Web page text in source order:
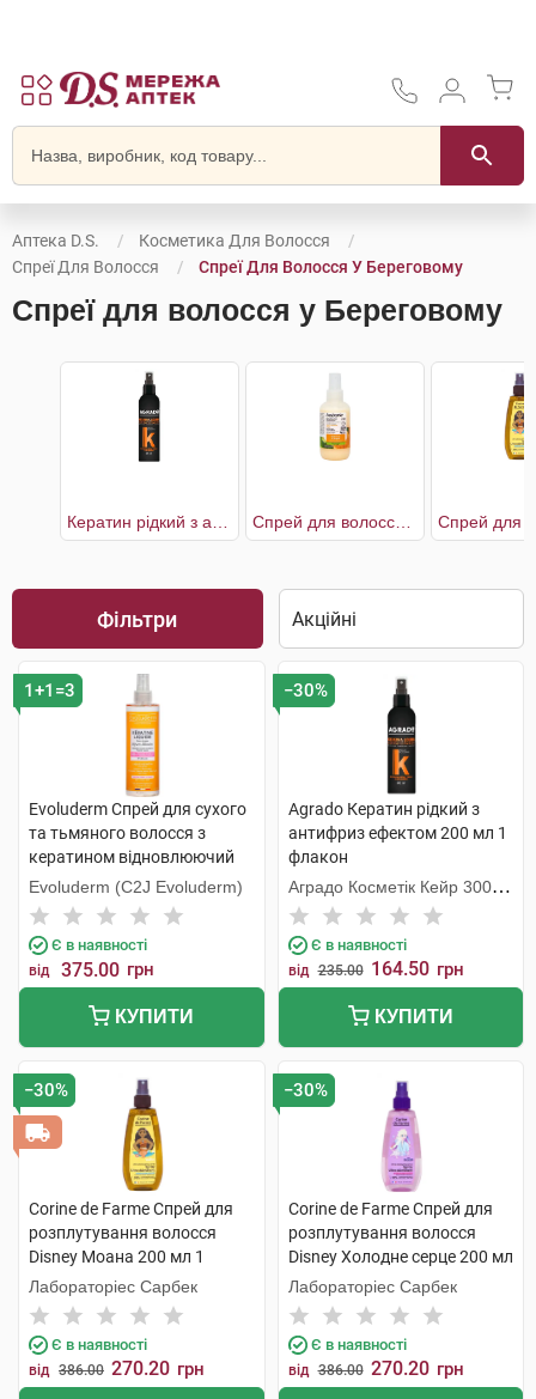
Аптека D.S.
Косметика Для Волосся
Спреї Для Волосся
Спреї Для Волосся У Береговому
Спреї для волосся у Береговому
Фільтри
1+1=3
Evoluderm Спрей для сухого
та тьмяного волосся з
кератином відновлюючий
250 мл 1 флакон
Evoluderm (C2J Evoluderm)
Є в наявності
від 375.00 грн
КУПИТИ
−30%
Agrado Кератин рідкий з
антифриз ефектом 200 мл 1
флакон
Аградо Косметік Кейр 3000
С.Л.У.
Є в наявності
від 235.00 164.50 грн
КУПИТИ
−30%
Corine de Farme Спрей для
розплутування волосся
Disney Моана 200 мл 1
флакон
Лабораторіес Сарбек
Є в наявності
від 386.00 270.20 грн
−30%
Corine de Farme Спрей для
розплутування волосся
Disney Холодне серце 200 мл
1 флакон
Лабораторіес Сарбек
Є в наявності
від 386.00 270.20 грн